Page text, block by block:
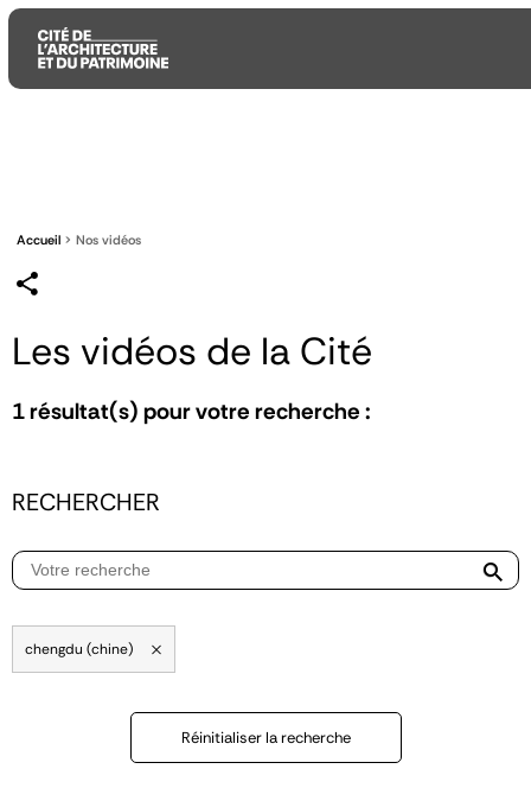
principal
principal
recherche
Accueil Nos vidéos
Les vidéos de la Cité
1résultat(s) pour votre recherche :
RECHERCHER
chengdu (chine)
Réinitialiser la recherche